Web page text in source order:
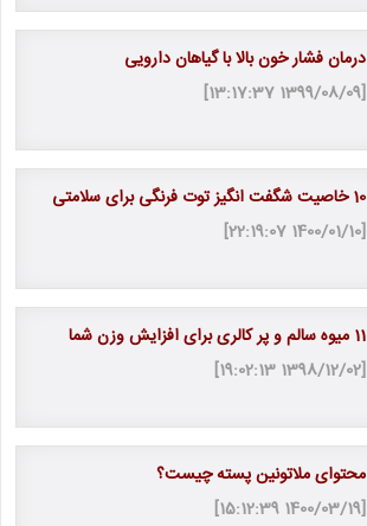
درمان فشار خون بالا با گیاهان دارویی
[1399/08/09 13:17:37]
10 خاصیت شگفت انگیز توت فرنگی برای سلامتی
[1400/01/10 22:19:07]
11 میوه سالم و پر کالری برای افزایش وزن شما
[1398/12/02 19:02:13]
محتوای ملاتونین پسته چیست؟
[1400/03/19 15:12:39]